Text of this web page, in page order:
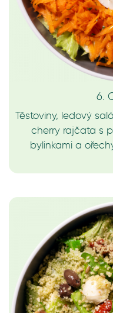
6.
Těstoviny, ledový
cherry rajčata s
bylinkami a